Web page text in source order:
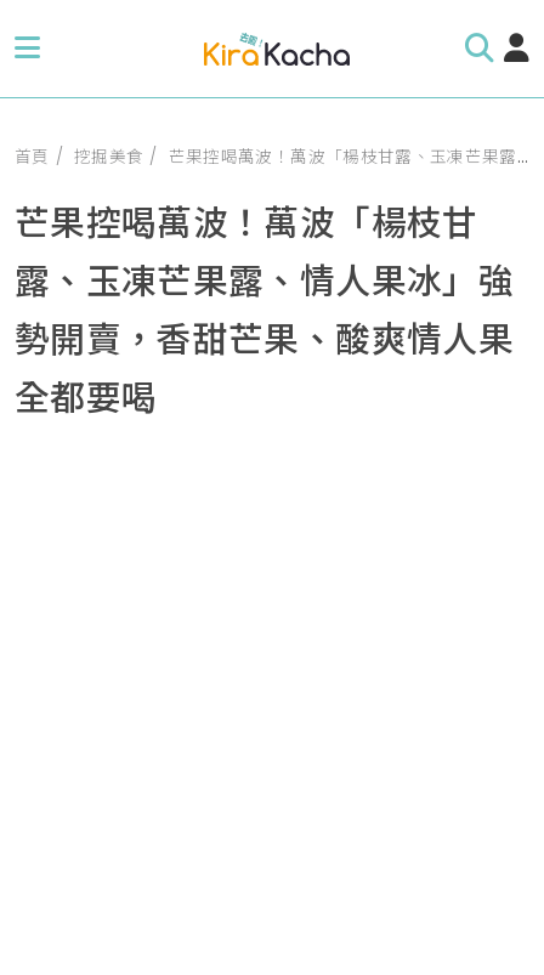
首頁 挖掘美食 芒果控喝萬波！萬波「楊枝甘露、玉凍芒果露、情人果冰」強勢開賣，香甜芒果、酸爽情人果全都要喝
芒果控喝萬波！萬波「楊枝甘
露、玉凍芒果露、情人果冰」強
勢開賣，香甜芒果、酸爽情人果
全都要喝